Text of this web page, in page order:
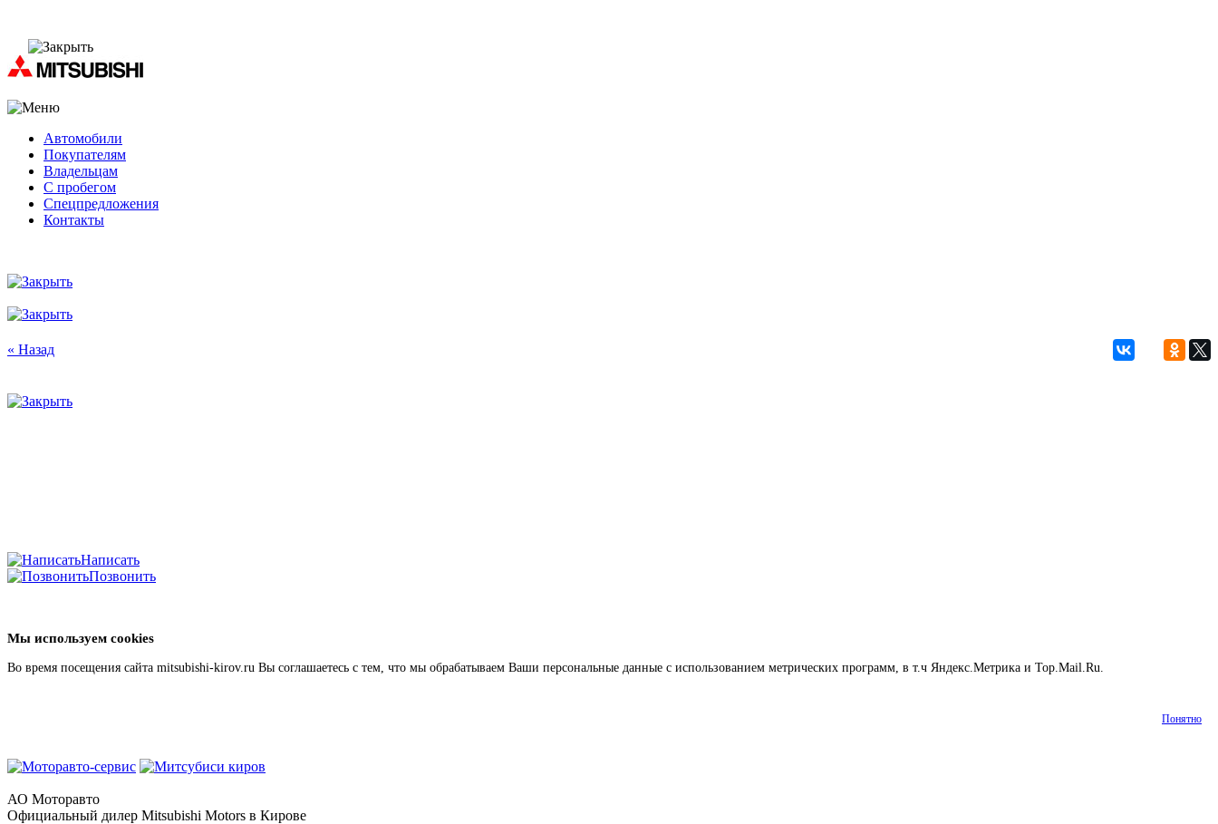
Автомобили
Покупателям
Владельцам
С пробегом
Спецпредложения
Контакты
« Назад
Написать
Позвонить
Мы используем cookies
Во время посещения сайта mitsubishi-kirov.ru Вы соглашаетесь с тем, что мы обрабатываем Ваши персональные данные с использованием метрических программ, в т.ч Яндекс.Метрика и Top.Mail.Ru.
Понятно
АО Моторавто
Официальный дилер Mitsubishi Motors в Кирове